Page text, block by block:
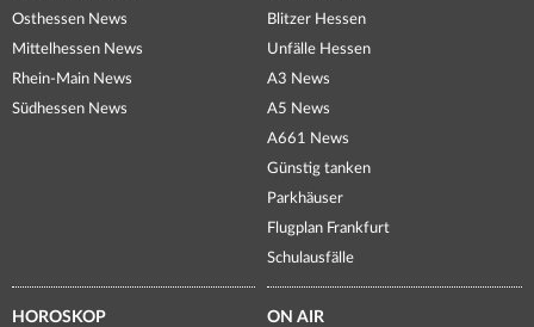
Osthessen News
Mittelhessen News
Rhein-Main News
Südhessen News
Blitzer Hessen
Unfälle Hessen
A3 News
A5 News
A661 News
Günstig tanken
Parkhäuser
Flugplan Frankfurt
Schulausfälle
HOROSKOP ON AIR